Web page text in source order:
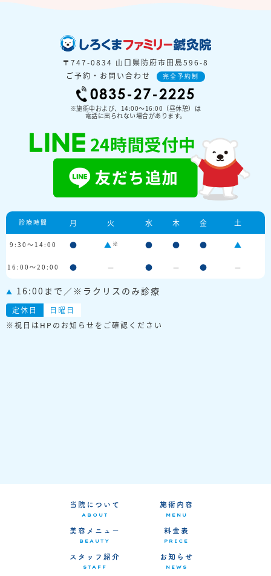
〒747-0834 山口県防府市田島596-8
ご予約・お問い合わせ
完全予約制
0835-27-2225
※施術中および、14:00〜16:00（昼休憩）は
電話に出られない場合があります。
診療時間 月 火 水 木 金 土
9:30～14:00 ● ▲ ※ ● ● ● ▲
16:00～20:00 ● － ● － ● －
▲ 16:00まで／※ラクリスのみ診療
定休日
日曜日
※祝日はHPのお知らせをご確認ください
当院について
ABOUT
施術内容
MENU
美容メニュー
BEAUTY
料金表
PRICE
スタッフ紹介
STAFF
お知らせ
NEWS